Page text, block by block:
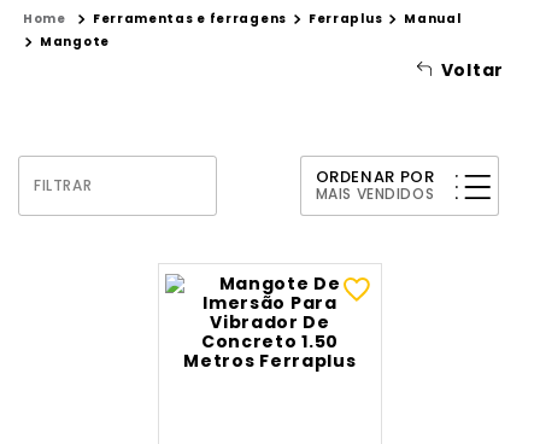
Voltar
Ferramentas e ferragens Ferraplus
Manual
Mangote
FILTRAR ORDENAR POR
MAIS VENDIDOS